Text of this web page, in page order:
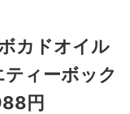
カドオイル
ィーボック
円